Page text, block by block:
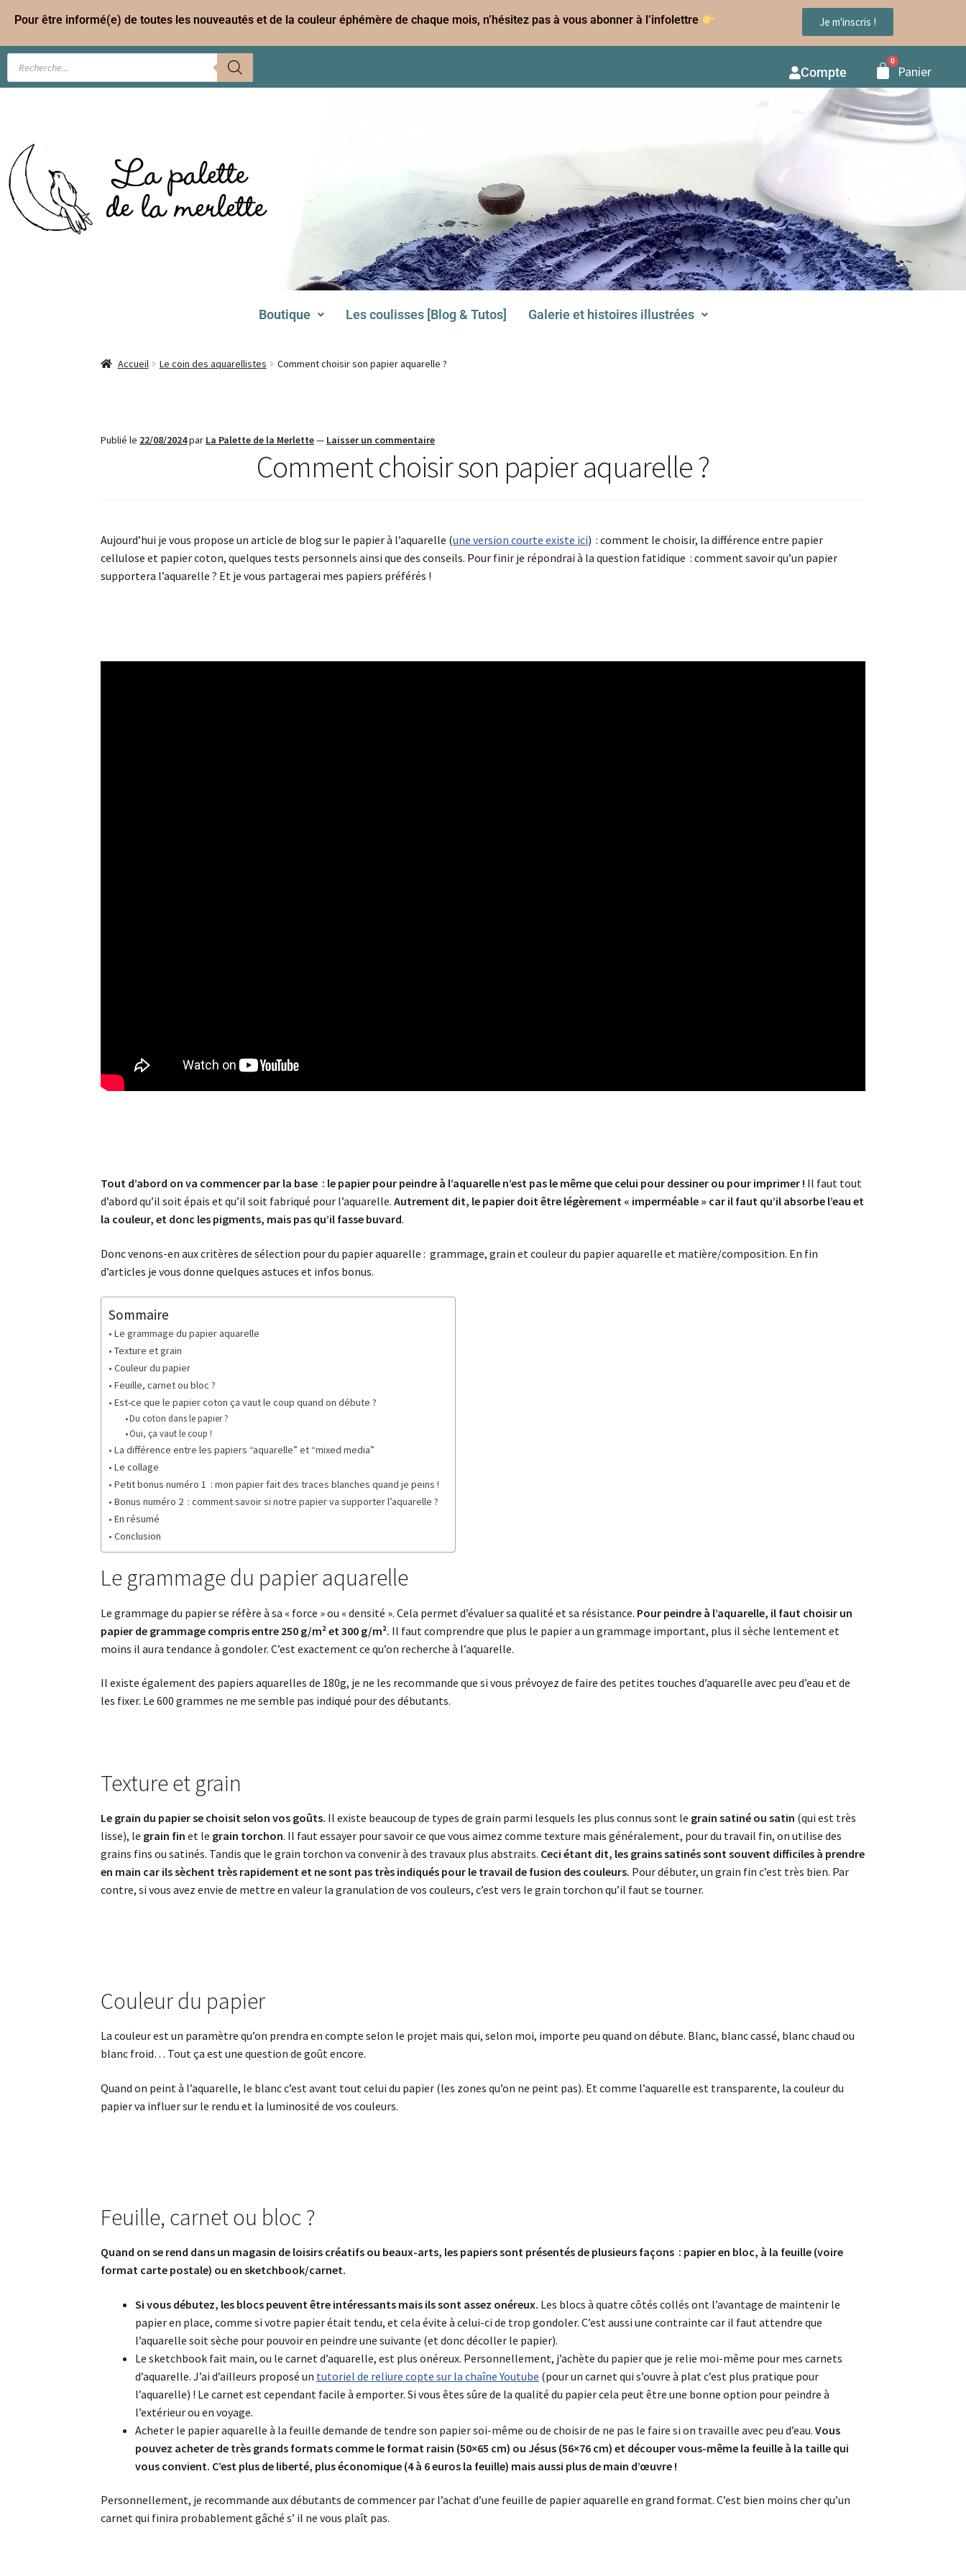
Pour être informé(e) de toutes les nouveautés et de la couleur éphémère de chaque mois, n’hésitez pas à vous abonner à l’infolettre Je m'inscris !
Compte Panier
Boutique Les coulisses [Blog & Tutos] Galerie et histoires illustrées
Accueil Le coin des aquarellistes Comment choisir son papier aquarelle ?
Publié le 22/08/2024par La Palette de la Merlette— Laisser un commentaire
Comment choisir son papier aquarelle ?
Aujourd’hui je vous propose un article de blog sur le papier à l’aquarelle (une version courte existe ici) : comment le choisir, la différence entre papier
cellulose et papier coton, quelques tests personnels ainsi que des conseils. Pour finir je répondrai à la question fatidique : comment savoir qu’un papier
supportera l’aquarelle ? Et je vous partagerai mes papiers préférés !
Tout d’abord on va commencer par la base : le papier pour peindre à l’aquarelle n’est pas le même que celui pour dessiner ou pour imprimer ! Il faut tout
d’abord qu’il soit épais et qu’il soit fabriqué pour l’aquarelle.Autrement dit, le papier doit être légèrement « imperméable » car il faut qu’il absorbe l’eau et
la couleur, et donc les pigments, mais pas qu’il fasse buvard.
Donc venons-en aux critères de sélection pour du papier aquarelle : grammage, grain et couleur du papier aquarelle et matière/composition. En fin
d’articles je vous donne quelques astuces et infos bonus.
Sommaire
Le grammage du papier aquarelle
Texture et grain
Couleur du papier
Feuille, carnet ou bloc ?
Est-ce que le papier coton ça vaut le coup quand on débute ?
Du coton dans le papier ?
Oui, ça vaut le coup !
La différence entre les papiers “aquarelle” et “mixed media”
Le collage
Petit bonus numéro 1 : mon papier fait des traces blanches quand je peins !
Bonus numéro 2 : comment savoir si notre papier va supporter l’aquarelle ?
En résumé
Conclusion
Le grammage du papier aquarelle
Le grammage du papier se réfère à sa « force » ou « densité ». Cela permet d’évaluer sa qualité et sa résistance. Pour peindre à l’aquarelle, il faut choisir un
papier de grammage compris entre 250 g/m² et 300 g/m². Il faut comprendre que plus le papier a un grammage important, plus il sèche lentement et
moins il aura tendance à gondoler. C’est exactement ce qu’on recherche à l’aquarelle.
Il existe également des papiers aquarelles de 180g, je ne les recommande que si vous prévoyez de faire des petites touches d’aquarelle avec peu d’eau et de
les fixer. Le 600 grammes ne me semble pas indiqué pour des débutants.
Texture et grain
Le grain du papier se choisit selon vos goûts. Il existe beaucoup de types de grain parmi lesquels les plus connus sont le grain satiné ou satin (qui est très
lisse), le grain fin et le grain torchon. Il faut essayer pour savoir ce que vous aimez comme texture mais généralement, pour du travail fin, on utilise des
grains fins ou satinés. Tandis que le grain torchon va convenir à des travaux plus abstraits. Ceci étant dit, les grains satinés sont souvent difficiles à prendre
en main car ils sèchent très rapidement et ne sont pas très indiqués pour le travail de fusion des couleurs. Pour débuter, un grain fin c’est très bien. Par
contre, si vous avez envie de mettre en valeur la granulation de vos couleurs, c’est vers le grain torchon qu’il faut se tourner.
Couleur du papier
La couleur est un paramètre qu’on prendra en compte selon le projet mais qui, selon moi, importe peu quand on débute. Blanc, blanc cassé, blanc chaud ou
blanc froid… Tout ça est une question de goût encore.
Quand on peint à l’aquarelle, le blanc c’est avant tout celui du papier (les zones qu’on ne peint pas). Et comme l’aquarelle est transparente, la couleur du
papier va influer sur le rendu et la luminosité de vos couleurs.
Feuille, carnet ou bloc ?
Quand on se rend dans un magasin de loisirs créatifs ou beaux-arts, les papiers sont présentés de plusieurs façons : papier en bloc, à la feuille (voire
format carte postale) ou en sketchbook/carnet.
Si vous débutez, les blocs peuvent être intéressants mais ils sont assez onéreux. Les blocs à quatre côtés collés ont l’avantage de maintenir le
papier en place, comme si votre papier était tendu, et cela évite à celui-ci de trop gondoler. C’est aussi une contrainte car il faut attendre que
l’aquarelle soit sèche pour pouvoir en peindre une suivante (et donc décoller le papier).
Le sketchbook fait main, ou le carnet d’aquarelle, est plus onéreux. Personnellement, j’achète du papier que je relie moi-même pour mes carnets
d’aquarelle. J’ai d’ailleurs proposé un tutoriel de reliure copte sur la chaîne Youtube (pour un carnet qui s’ouvre à plat c’est plus pratique pour
l’aquarelle) ! Le carnet est cependant facile à emporter. Si vous êtes sûre de la qualité du papier cela peut être une bonne option pour peindre à
l’extérieur ou en voyage.
Acheter le papier aquarelle à la feuille demande de tendre son papier soi-même ou de choisir de ne pas le faire si on travaille avec peu d’eau.Vous
pouvez acheter de très grands formats comme le format raisin (50×65 cm) ou Jésus (56×76 cm) et découper vous-même la feuille à la taille qui
vous convient. C’est plus de liberté, plus économique (4 à 6 euros la feuille) mais aussi plus de main d’œuvre !
Personnellement, je recommande aux débutants de commencer par l’achat d’une feuille de papier aquarelle en grand format. C’est bien moins cher qu’un
carnet qui finira probablement gâché s’ il ne vous plaît pas.